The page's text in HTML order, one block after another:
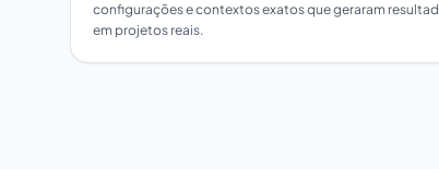
configurações e contextos exatos que geraram
em projetos reais.